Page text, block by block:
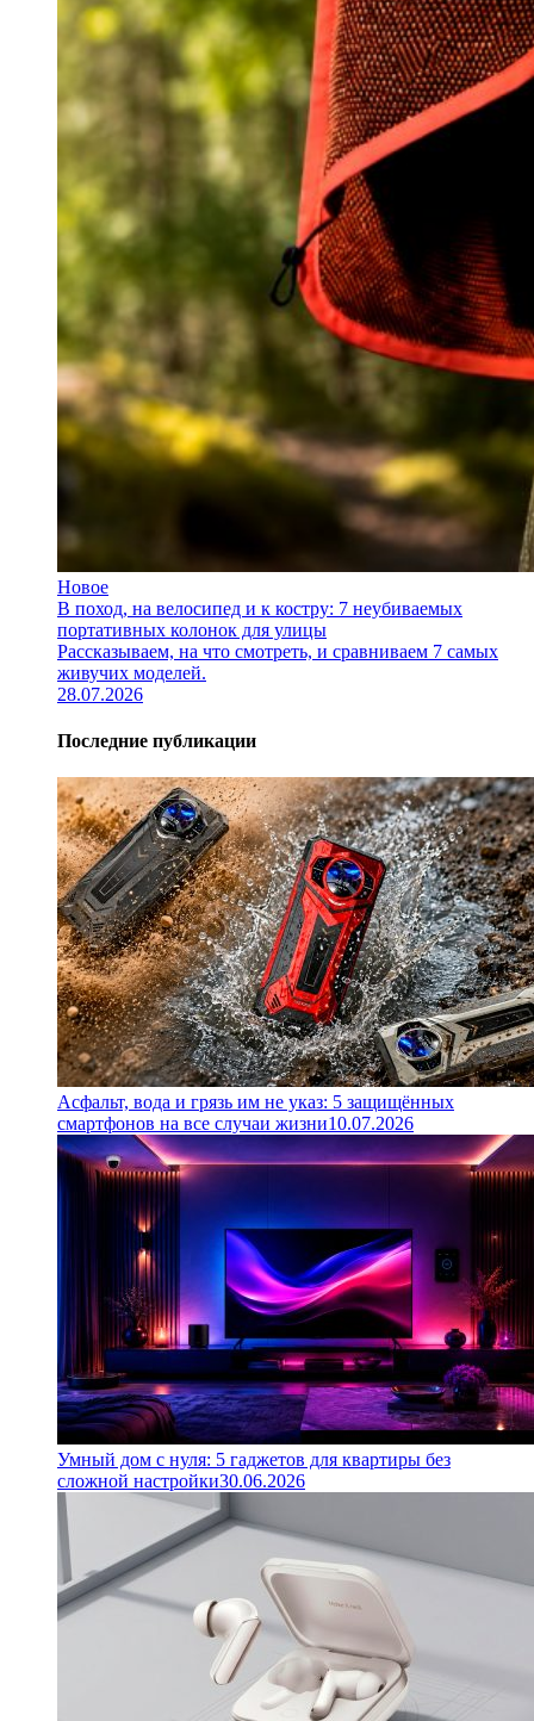
Новое
В поход, на велосипед и к костру: 7 неубиваемых
портативных колонок для улицы
Рассказываем, на что смотреть, и сравниваем 7 самых
живучих моделей.
28.07.2026
Последние публикации
Асфальт, вода и грязь им не указ: 5 защищённых
смартфонов на все случаи жизни10.07.2026
Умный дом с нуля: 5 гаджетов для квартиры без
сложной настройки30.06.2026